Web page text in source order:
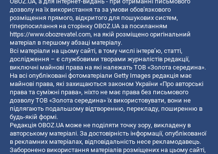
дозволу на їх використання та за умови обов'язкового
розміщення прямого, відкритого для пошукових систем,
гіперпосилання на сторінку OBOZ.UA за посиланням
https://www.obozrevatel.com, на якій розміщено оригінальний
матеріал в першому абзаці матеріалу.
Всі матеріали на цьому сайті, в тому числі інтерв’ю, статті,
дослідження – є службовими творами журналістів редакції,
виключні майнові права на які належать ТОВ «Золота середина».
На всі опубліковані фотоматеріали Getty Images редакція має
майнові права, які захищаються законом України «Про авторські
права та суміжні права», ніхто не має права без письмового
дозволу ТОВ «Золота середина» їх використовувати, вони не
підлягають подальшому відтворенню, перекладу, поширенню в
будь-якій формі.
Редакція OBOZ.UA може не поділяти точку зору, викладену в
авторському матеріалі. За достовірність інформації, опублікованої
в рекламних матеріалах, відповідальність несе рекламодавець.
Заборонено використання матеріалів розміщених на цьому сайті,